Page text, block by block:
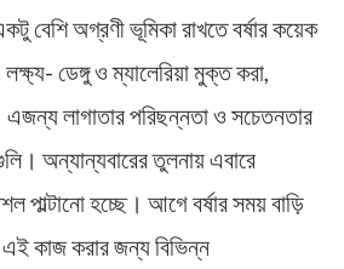
বেশি অগ্রণী ভূমিকা রাখতে বর্ষার কয়েক
ডেঙ্গু ও ম্যালেরিয়া মুক্ত করা,
এজন্য লাগাতার পরিছন্নতা ও সচেতনতার
অন্যান্যবারের তুলনায় এবারে
পাল্টানো হচ্ছে। আগে বর্ষার সময় বাড়ি
এই কাজ করার জন্য বিভিন্ন